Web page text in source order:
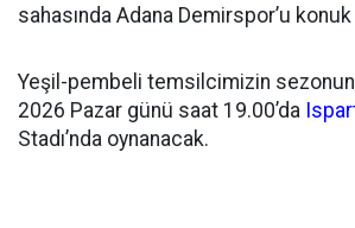
sahasında Adana Demirspor’u
Yeşil-pembeli temsilcimizin sezonun
2026 Pazar günü saat 19.00’da
Stadı’nda oynanacak.